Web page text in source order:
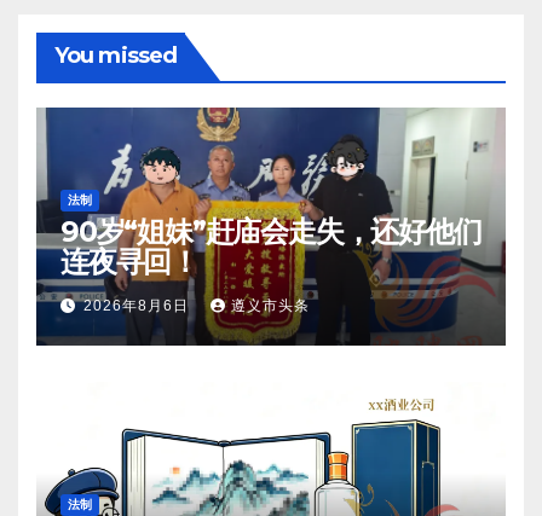
You missed
法制
90岁“姐妹”赶庙会走失，还好他们
连夜寻回！
2026年8月6日 遵义市头条
法制